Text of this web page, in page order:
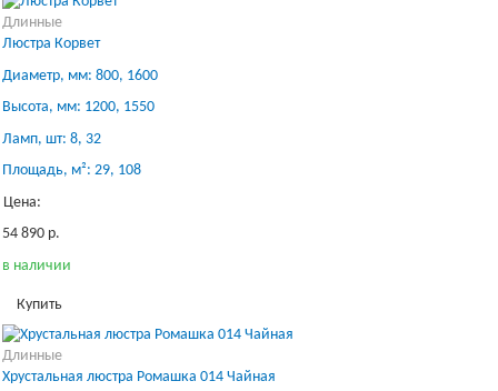
Длинные
Люстра Корвет
Диаметр, мм: 800, 1600
Высота, мм: 1200, 1550
Ламп, шт: 8, 32
Площадь, м²: 29, 108
Цена:
54 890 р.
в наличии
Купить
Длинные
Хрустальная люстра Ромашка 014 Чайная